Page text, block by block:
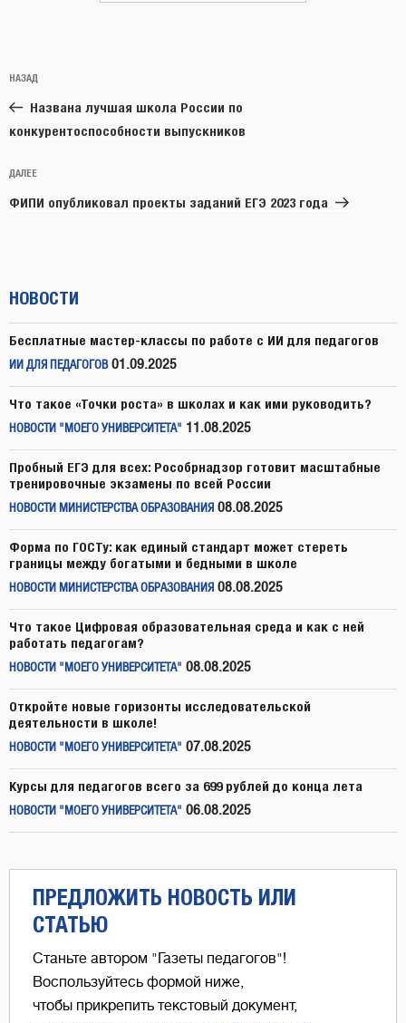
по
записям
Предыдущая
запись:
НАЗАД
Названа лучшая школа России по
конкурентоспособности выпускников
Следующая
запись
ДАЛЕЕ
ФИПИ опубликовал проекты заданий ЕГЭ 2023 года
НОВОСТИ
Бесплатные мастер-классы по работе с ИИ для педагогов
ИИ ДЛЯ ПЕДАГОГОВ 01.09.2025
Что такое «Точки роста» в школах и как ими руководить?
НОВОСТИ "МОЕГО УНИВЕРСИТЕТА" 11.08.2025
Пробный ЕГЭ для всех: Рособрнадзор готовит масштабные
тренировочные экзамены по всей России
НОВОСТИ МИНИСТЕРСТВА ОБРАЗОВАНИЯ 08.08.2025
Форма по ГОСТу: как единый стандарт может стереть
границы между богатыми и бедными в школе
НОВОСТИ МИНИСТЕРСТВА ОБРАЗОВАНИЯ 08.08.2025
Что такое Цифровая образовательная среда и как с ней
работать педагогам?
НОВОСТИ "МОЕГО УНИВЕРСИТЕТА" 08.08.2025
Откройте новые горизонты исследовательской
деятельности в школе!
НОВОСТИ "МОЕГО УНИВЕРСИТЕТА" 07.08.2025
Курсы для педагогов всего за 699 рублей до конца лета
НОВОСТИ "МОЕГО УНИВЕРСИТЕТА" 06.08.2025
ПРЕДЛОЖИТЬ НОВОСТЬ ИЛИ
СТАТЬЮ
Станьте автором "Газеты педагогов"!
Воспользуйтесь формой ниже,
чтобы прикрепить текстовый документ,